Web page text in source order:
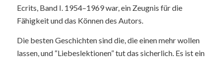
Ecrits, Band I. 1954–1969 war, ein Zeugnis für die
Fähigkeit und das Können des Autors.
Die besten Geschichten sind die, die einen mehr wollen
lassen, und “Liebeslektionen” tut das sicherlich. Es ist ein